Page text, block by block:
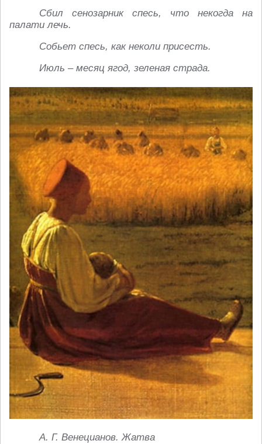
Сбил сенозарник спесь, что некогда на
палати лечь.
Собьет спесь, как неколи присесть.
Июль – месяц ягод, зеленая страда.
А. Г. Венецианов. Жатва